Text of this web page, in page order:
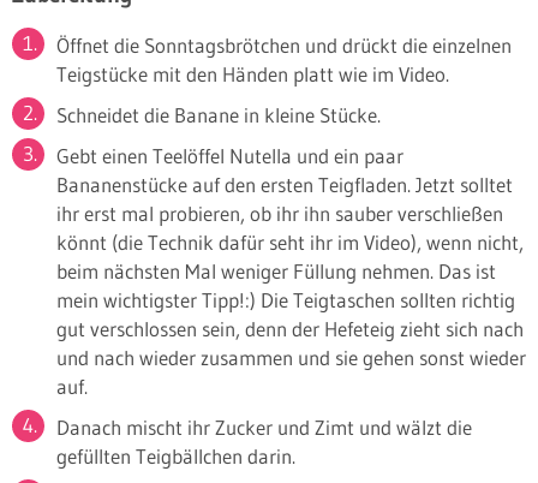
Öffnet die Sonntagsbrötchen und drückt die einzelnen
Teigstücke mit den Händen platt wie im Video.
Schneidet die Banane in kleine Stücke.
Gebt einen Teelöffel Nutella und ein paar
Bananenstücke auf den ersten Teigfladen. Jetzt solltet
ihr erst mal probieren, ob ihr ihn sauber verschließen
könnt (die Technik dafür seht ihr im Video), wenn nicht,
beim nächsten Mal weniger Füllung nehmen. Das ist
mein wichtigster Tipp!:) Die Teigtaschen sollten richtig
gut verschlossen sein, denn der Hefeteig zieht sich nach
und nach wieder zusammen und sie gehen sonst wieder
auf.
Danach mischt ihr Zucker und Zimt und wälzt die
gefüllten Teigbällchen darin.